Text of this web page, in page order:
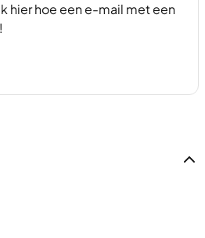
hier hoe een e-mail met een